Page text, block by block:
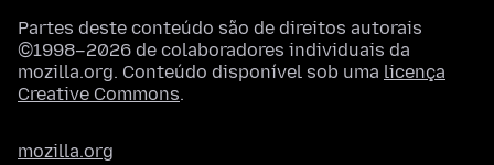
Partes deste conteúdo são de direitos autorais
©1998–2026 de colaboradores individuais da
mozilla.org. Conteúdo disponível sob uma licença
Creative Commons.
mozilla.org